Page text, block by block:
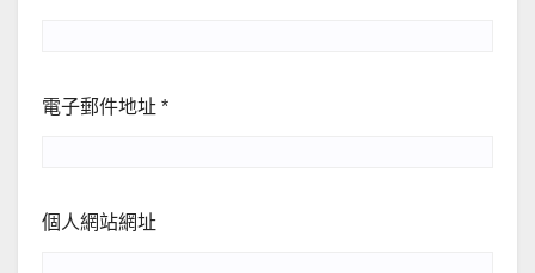
電子郵件地址 *
個人網站網址